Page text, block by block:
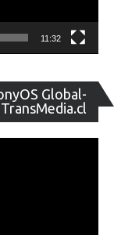
11:32
Global-
TransMedia.cl
de